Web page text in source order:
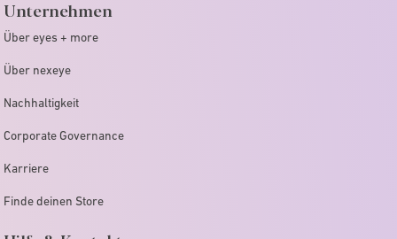
Unternehmen
Über eyes + more
Über nexeye
Nachhaltigkeit
Corporate Governance
Karriere
Finde deinen Store